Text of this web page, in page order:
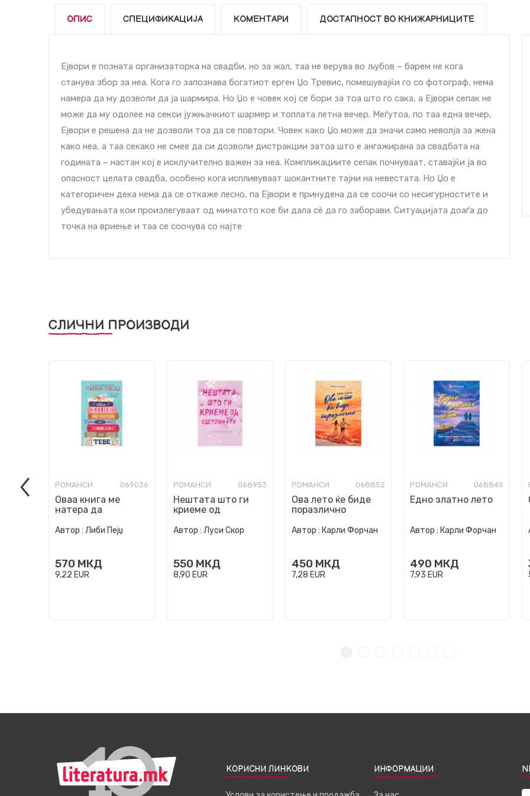
ОПИС СПЕЦИФИКАЦИЈА КОМЕНТАРИ ДОСТАПНОСТ ВО КНИЖАРНИЦИТЕ
Ејвори е позната организаторка на свадби, но за жал, таа не верува во љубов – барем не кога
станува збор за неа. Кога го запознава богатиот ерген Џо Тревис, помешувајќи го со фотограф, нема
намера да му дозволи да ја шармира. Но Џо е човек кој се бори за тоа што го сака, а Ејвори сепак не
може да му одолее на секси јужњачкиот шармер и топлата летна вечер. Меѓутоа, по таа една вечер,
Ејвори е решена да не дозволи тоа да се повтори. Човек како Џо може да значи само неволја за жена
како неа, а таа секако не смее да си дозволи дистракции затоа што е ангажирана за свадбата на
годината – настан кој е исклучително важен за неа. Компликациите сепак почнуваат, ставајќи ја во
опасност целата свадба, особено кога испливуваат шокантните тајни на невестата. Но Џо е
категоричен дека нема да се откаже лесно, па Ејвори е принудена да се соочи со несигурностите и
убедувањата кои произлегуваат од минатото кое би дала сѐ да го заборави. Ситуацијата доаѓа до
точка на вриење и таа се соочува со најте
СЛИЧНИ ПРОИЗВОДИ
РОМАНСИ 069036
Оваа книга ме
натера да
Автор : Либи Пејџ
570 МКД
9,22 EUR
РОМАНСИ 068953
Нештата што ги
криеме од
Автор : Луси Скор
550 МКД
8,90 EUR
РОМАНСИ 068852
Ова лето ќе биде
поразлично
Автор : Карли Форчан
450 МКД
7,28 EUR
РОМАНСИ 068849
Едно златно лето
Автор : Карли Форчан
490 МКД
7,93 EUR
КОРИСНИ ЛИНКОВИ ИНФОРМАЦИИ